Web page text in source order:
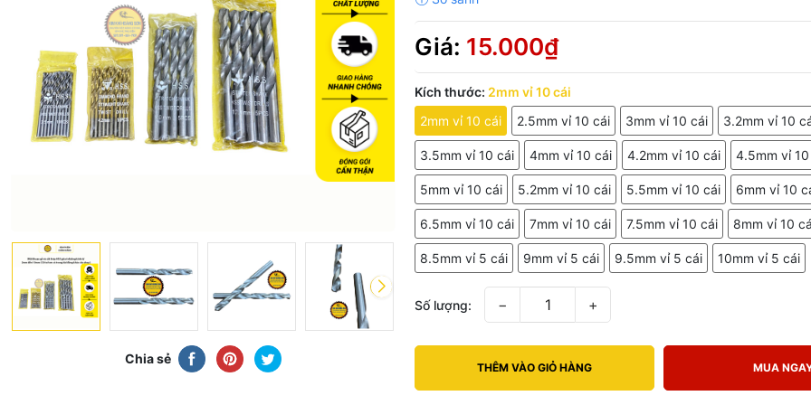
Chia sẻ
Giá: 15.000₫
Kích thước: 2mm vỉ 10 cái
2mm vỉ 10 cái
2.5mm vỉ 10 cái 3mm vỉ 10 cái 3.2mm vỉ 10
3.5mm vỉ 10 cái 4mm vỉ 10 cái 4.2mm vỉ 10 cái 4.5mm vỉ
5mm vỉ 10 cái 5.2mm vỉ 10 cái 5.5mm vỉ 10 cái 6mm vỉ 10
6.5mm vỉ 10 cái 7mm vỉ 10 cái 7.5mm vỉ 10 cái 8mm vỉ 10
8.5mm vỉ 5 cái 9mm vỉ 5 cái 9.5mm vỉ 5 cái 10mm vỉ 5 cái
Số lượng: − +
THÊM VÀO GIỎ HÀNG MUA